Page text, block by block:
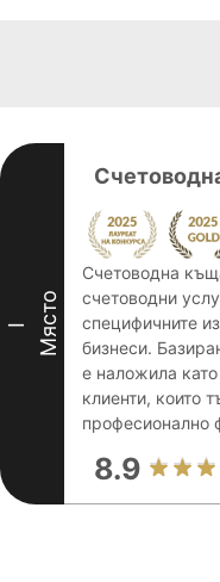
I Място
Счетоводна
счетоводни
специфичните
бизнеси.
е наложила
клиенти, които
професионално
8.9